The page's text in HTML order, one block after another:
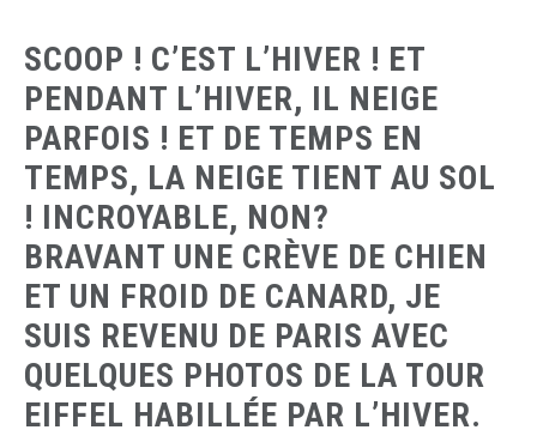
SCOOP ! C’EST L’HIVER ! ET
PENDANT L’HIVER, IL NEIGE
PARFOIS ! ET DE TEMPS EN
TEMPS, LA NEIGE TIENT AU SOL
! INCROYABLE, NON?
BRAVANT UNE CRÈVE DE CHIEN
ET UN FROID DE CANARD, JE
SUIS REVENU DE PARIS AVEC
QUELQUES PHOTOS DE LA TOUR
EIFFEL HABILLÉE PAR L’HIVER.